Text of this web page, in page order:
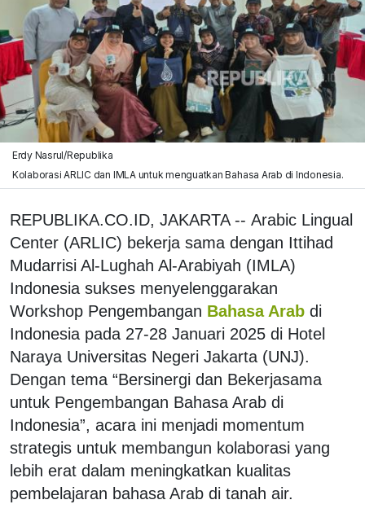
Erdy Nasrul/Republika
Kolaborasi ARLIC dan IMLA untuk menguatkan Bahasa Arab di Indonesia.
REPUBLIKA.CO.ID, JAKARTA -- Arabic Lingual
Center (ARLIC) bekerja sama dengan Ittihad
Mudarrisi Al-Lughah Al-Arabiyah (IMLA)
Indonesia sukses menyelenggarakan
Workshop Pengembangan Bahasa Arab di
Indonesia pada 27-28 Januari 2025 di Hotel
Naraya Universitas Negeri Jakarta (UNJ).
Dengan tema “Bersinergi dan Bekerjasama
untuk Pengembangan Bahasa Arab di
Indonesia”, acara ini menjadi momentum
strategis untuk membangun kolaborasi yang
lebih erat dalam meningkatkan kualitas
pembelajaran bahasa Arab di tanah air.